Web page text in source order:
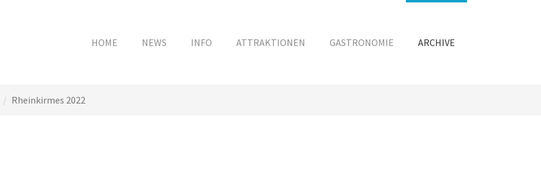
HOME NEWS INFO ATTRAKTIONEN GASTRONOMIE ARCHIVE
Rheinkirmes 2022